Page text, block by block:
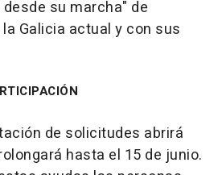
su marcha" de
Galicia actual y con sus
de solicitudes abrirá
hasta el 15 de junio.